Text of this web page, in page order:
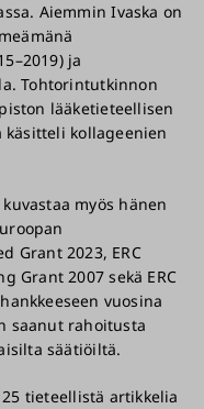
Aiemmin Ivaska on
ja
Tohtorintutkinnon
lääketieteellisen
käsitteli kollageenien
myös hänen
Grant 2023, ERC
Grant 2007 sekä ERC
vuosina
saanut rahoitusta
säätiöiltä.
tieteellistä artikkelia